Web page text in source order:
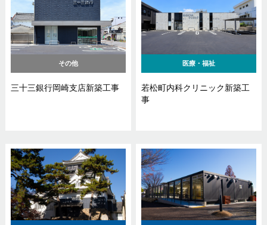
その他
三十三銀行岡崎支店新築工事
医療・福祉
若松町内科クリニック新築工
事